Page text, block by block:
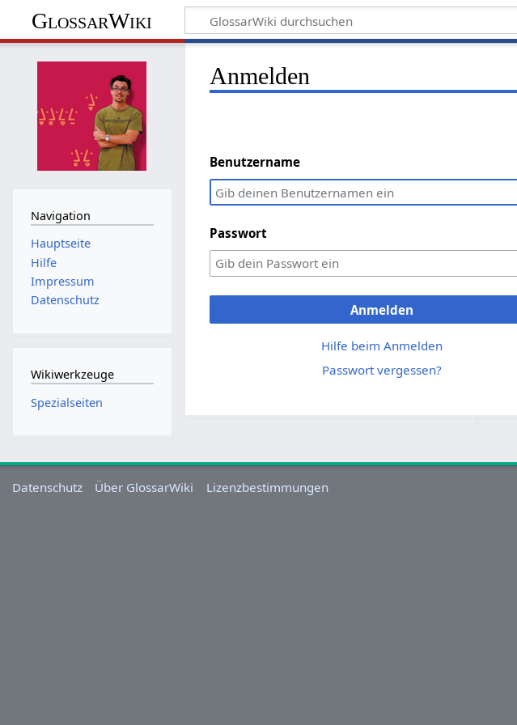
GlossarWiki
Anmelden
Benutzername
Passwort
Anmelden
Hilfe beim Anmelden
Passwort vergessen?
Navigation
Hauptseite
Hilfe
Impressum
Datenschutz
Wikiwerkzeuge
Spezialseiten
Datenschutz Über GlossarWiki Lizenzbestimmungen